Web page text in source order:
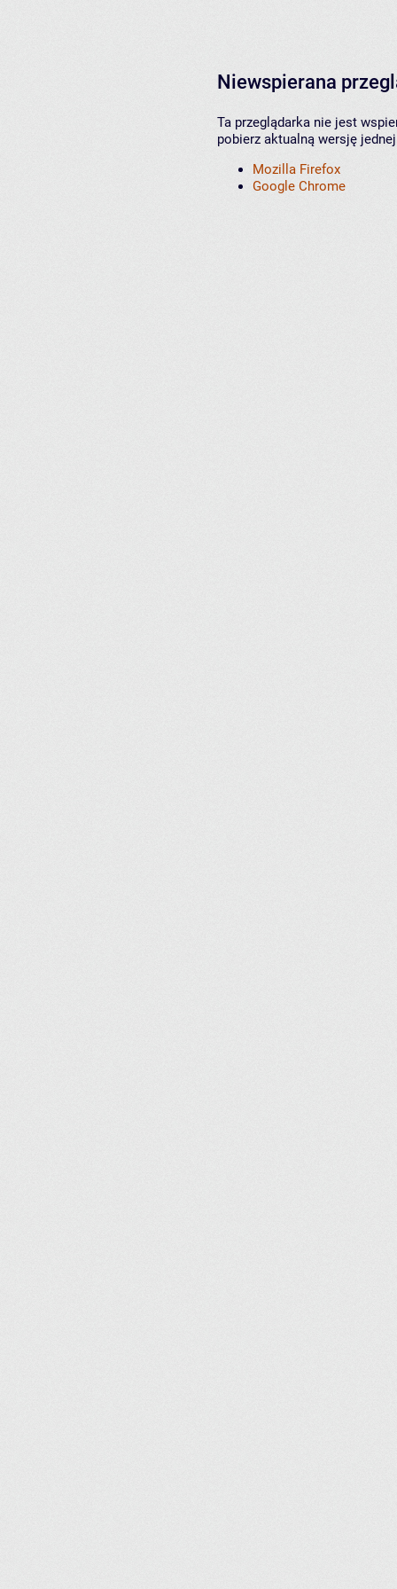
Niewspierana
Ta przeglądarka nie jest
pobierz aktualną wersję
Mozilla Firefox
Google Chrome